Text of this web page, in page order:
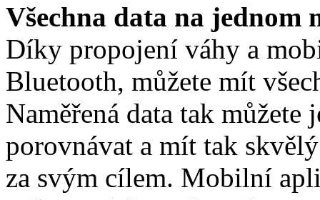
Všechna data na jednom
Díky propojení váhy a
Bluetooth, můžete mít
Naměřená data tak můžete
porovnávat a mít tak
za svým cílem. Mobilní